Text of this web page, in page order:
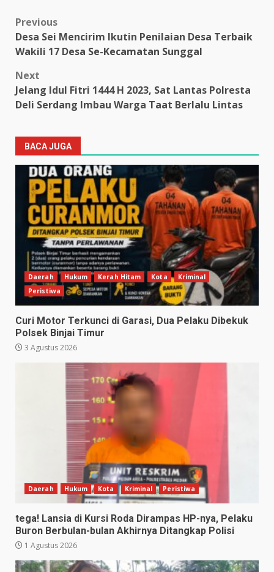
Post
navigation
Previous
Desa Sei Mencirim Ikutin Penilaian Desa Terbaik
Wakili 17 Desa Se-Kecamatan Sunggal
Next
Jelang Idul Fitri 1444 H 2023, Sat Lantas Polresta
Deli Serdang Imbau Warga Taat Berlalu Lintas
BACA JUGA
Daerah Hukum Kerah Hitam Kota
Kriminal
Peristiwa
Curi Motor Terkunci di Garasi, Dua Pelaku Dibekuk
Polsek Binjai Timur
3 Agustus 2026
Daerah Hukum Kota Kriminal Peristiwa
tega! Lansia di Kursi Roda Dirampas HP-nya, Pelaku
Buron Berbulan-bulan Akhirnya Ditangkap Polisi
1 Agustus 2026